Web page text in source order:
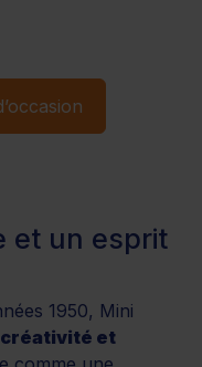
et un esprit
1950, Mini
créativité et